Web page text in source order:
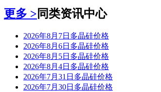
更多 >同类资讯中心
2026年8月7日多晶硅价格
2026年8月6日多晶硅价格
2026年8月5日多晶硅价格
2026年8月4日多晶硅价格
2026年7月31日多晶硅价格
2026年7月30日多晶硅价格